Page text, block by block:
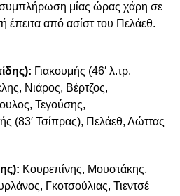
συμπλήρωση μίας ώρας χάρη σε
έπειτα από ασίστ του Πελάεθ.
Γιακουμής (46′ λ.τρ.
Νιάρος, Βέρτζος,
Τεγούσης,
(83′ Τσίπρας), Πελάεθ, Λώττας
Κουρεπίνης, Μουστάκης,
Γκοτσούλιας, Τιεντσέ